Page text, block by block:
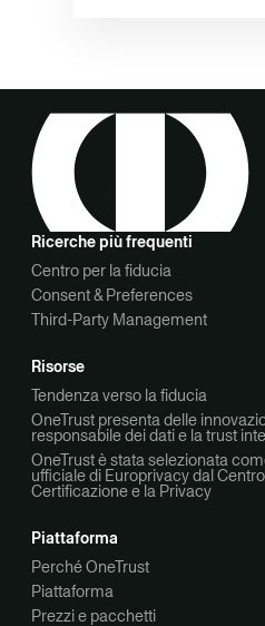
Ricerche più frequenti
Centro per la fiducia
Consent & Preferences
Third-Party Management
Risorse
Tendenza verso la fiducia
OneTrust presenta delle
responsabile dei dati e la trust
OneTrust è stata selezionata
ufficiale di Europrivacy dal
Certificazione e la Privacy
Piattaforma
Perché OneTrust
Piattaforma
Prezzi e pacchetti